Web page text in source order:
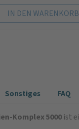
Sonstiges FAQ
Komplex 5000 ist